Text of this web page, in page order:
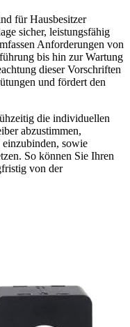
für Hausbesitzer
sicher, leistungsfähig
Anforderungen von
bis hin zur Wartung
dieser Vorschriften
und fördert den
die individuellen
abzustimmen,
sowie
So können Sie Ihren
von der